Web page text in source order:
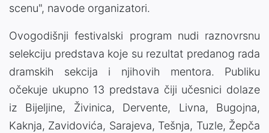
scenu", navode organizatori.
Ovogodišnji festivalski program nudi raznovrsnu
selekciju predstava koje su rezultat predanog rada
dramskih sekcija i njihovih mentora. Publiku
očekuje ukupno 13 predstava čiji učesnici dolaze
iz Bijeljine, Živinica, Dervente, Livna, Bugojna,
Kaknja, Zavidovića, Sarajeva, Tešnja, Tuzle, Žepča